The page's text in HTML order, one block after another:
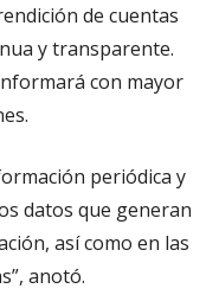
de cuentas
y transparente.
con mayor
periódica y
datos que generan
así como en las
anotó.